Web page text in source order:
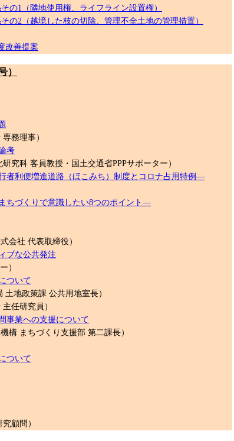
の1（隣地使用権、ライフライン設置権）
の2（越境した枝の切除、管理不全土地の管理措置）
改善提案
）
務理事）
考
究科 客員教授・国土交通省PPPサポーター）
者利便増進道路（ほこみち）制度とコロナ占用特例―
ちづくりで意識したい8つのポイント―
会社 代表取締役）
ブな公共発注
）
ついて
地政策課 公共用地室長）
任研究員）
事業への支援について
構 まちづくり支援部 第二課長）
ついて
顧問）